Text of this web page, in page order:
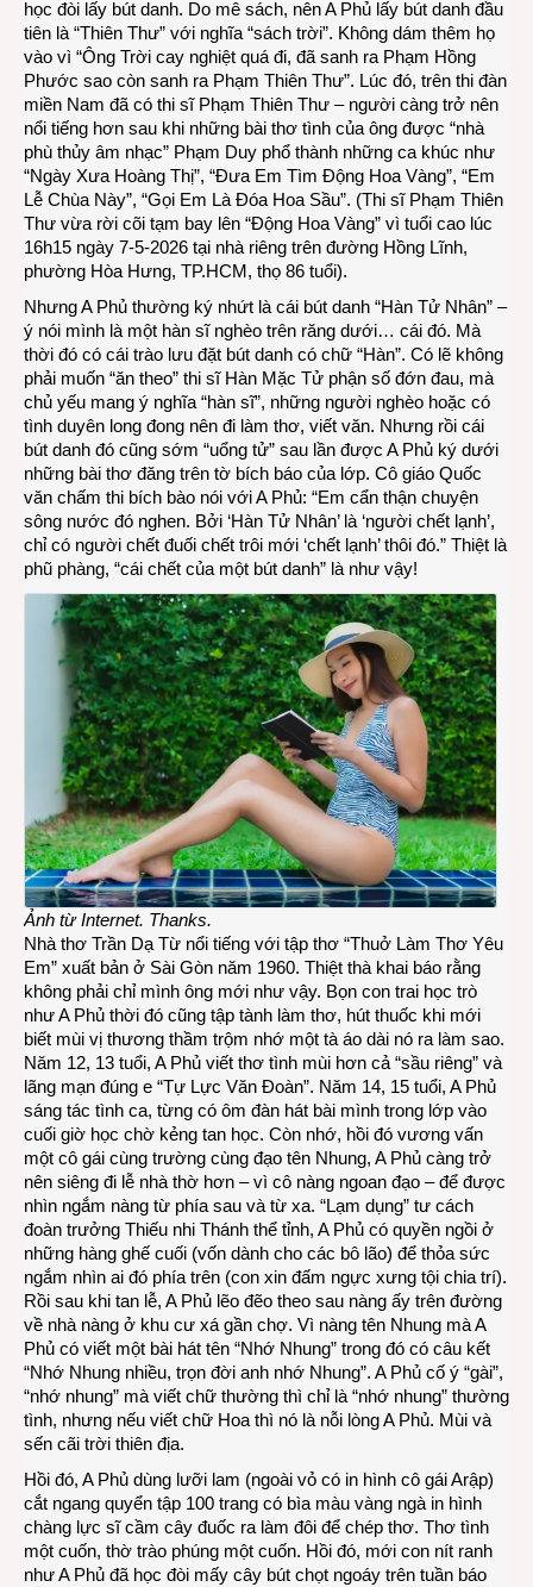
học đòi lấy bút danh. Do mê sách, nên A Phủ lấy bút danh đầu
tiên là “Thiên Thư” với nghĩa “sách trời”. Không dám thêm họ
vào vì “Ông Trời cay nghiệt quá đi, đã sanh ra Phạm Hồng
Phước sao còn sanh ra Phạm Thiên Thư”. Lúc đó, trên thi đàn
miền Nam đã có thi sĩ Phạm Thiên Thư – người càng trở nên
nổi tiếng hơn sau khi những bài thơ tình của ông được “nhà
phù thủy âm nhạc” Phạm Duy phổ thành những ca khúc như
“Ngày Xưa Hoàng Thị”, “Đưa Em Tìm Động Hoa Vàng”, “Em
Lễ Chùa Này”, “Gọi Em Là Đóa Hoa Sầu”. (Thi sĩ Phạm Thiên
Thư vừa rời cõi tạm bay lên “Động Hoa Vàng” vì tuổi cao lúc
16h15 ngày 7-5-2026 tại nhà riêng trên đường Hồng Lĩnh,
phường Hòa Hưng, TP.HCM, thọ 86 tuổi).
Nhưng A Phủ thường ký nhứt là cái bút danh “Hàn Tử Nhân” –
ý nói mình là một hàn sĩ nghèo trên răng dưới… cái đó. Mà
thời đó có cái trào lưu đặt bút danh có chữ “Hàn”. Có lẽ không
phải muốn “ăn theo” thi sĩ Hàn Mặc Tử phận số đớn đau, mà
chủ yếu mang ý nghĩa “hàn sĩ”, những người nghèo hoặc có
tình duyên long đong nên đi làm thơ, viết văn. Nhưng rồi cái
bút danh đó cũng sớm “uổng tử” sau lần được A Phủ ký dưới
những bài thơ đăng trên tờ bích báo của lớp. Cô giáo Quốc
văn chấm thi bích bào nói với A Phủ: “Em cẩn thận chuyện
sông nước đó nghen. Bởi ‘Hàn Tử Nhân’ là ‘người chết lạnh’,
chỉ có người chết đuối chết trôi mới ‘chết lạnh’ thôi đó.” Thiệt là
phũ phàng, “cái chết của một bút danh” là như vậy!
Ảnh từ Internet. Thanks.
Nhà thơ Trần Dạ Từ nổi tiếng với tập thơ “Thuở Làm Thơ Yêu
Em” xuất bản ở Sài Gòn năm 1960. Thiệt thà khai báo rằng
không phải chỉ mình ông mới như vậy. Bọn con trai học trò
như A Phủ thời đó cũng tập tành làm thơ, hút thuốc khi mới
biết mùi vị thương thầm trộm nhớ một tà áo dài nó ra làm sao.
Năm 12, 13 tuổi, A Phủ viết thơ tình mùi hơn cả “sầu riêng” và
lãng mạn đúng e “Tự Lực Văn Đoàn”. Năm 14, 15 tuổi, A Phủ
sáng tác tình ca, từng có ôm đàn hát bài mình trong lớp vào
cuối giờ học chờ kẻng tan học. Còn nhớ, hồi đó vương vấn
một cô gái cùng trường cùng đạo tên Nhung, A Phủ càng trở
nên siêng đi lễ nhà thờ hơn – vì cô nàng ngoan đạo – để được
nhìn ngắm nàng từ phía sau và từ xa. “Lạm dụng” tư cách
đoàn trưởng Thiếu nhi Thánh thể tỉnh, A Phủ có quyền ngồi ở
những hàng ghế cuối (vốn dành cho các bô lão) để thỏa sức
ngắm nhìn ai đó phía trên (con xin đấm ngực xưng tội chia trí).
Rồi sau khi tan lễ, A Phủ lẽo đẽo theo sau nàng ấy trên đường
về nhà nàng ở khu cư xá gần chợ. Vì nàng tên Nhung mà A
Phủ có viết một bài hát tên “Nhớ Nhung” trong đó có câu kết
“Nhớ Nhung nhiều, trọn đời anh nhớ Nhung”. A Phủ cố ý “gài”,
“nhớ nhung” mà viết chữ thường thì chỉ là “nhớ nhung” thường
tình, nhưng nếu viết chữ Hoa thì nó là nỗi lòng A Phủ. Mùi và
sến cãi trời thiên địa.
Hồi đó, A Phủ dùng lưỡi lam (ngoài vỏ có in hình cô gái Arập)
cắt ngang quyển tập 100 trang có bìa màu vàng ngà in hình
chàng lực sĩ cầm cây đuốc ra làm đôi để chép thơ. Thơ tình
một cuốn, thờ trào phúng một cuốn. Hồi đó, mới con nít ranh
như A Phủ đã học đòi mấy cây bút chọt ngoáy trên tuần báo